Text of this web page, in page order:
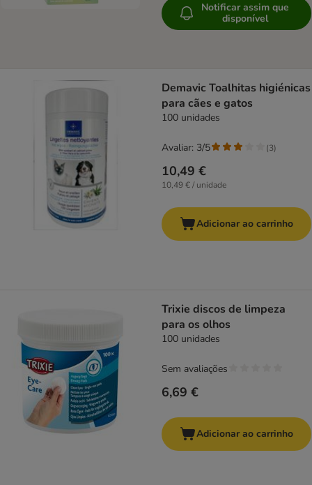
Notificar assim que
disponível
Demavic Toalhitas higiénicas
para cães e gatos
100 unidades
10,49 €
10,49 € / unidade
Avaliar: 3/5 (3)
Adicionar ao carrinho
Trixie discos de limpeza
para os olhos
100 unidades
6,69 €
Sem avaliações
Adicionar ao carrinho